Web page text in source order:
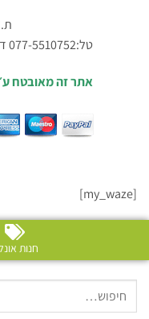
ת.ד 130
טל:077-5510752 דוא״ל:
אתר זה מאובטח
[my_waze]
חנות